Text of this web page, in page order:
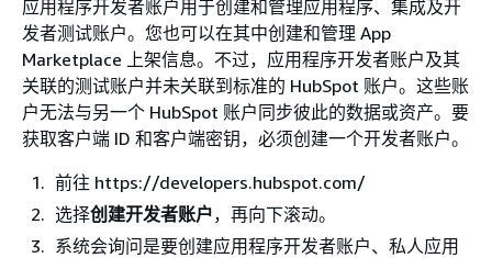
应用程序开发者账户用于创建和管理应用程序、集成及开
发者测试账户。您也可以在其中创建和管理 App
Marketplace 上架信息。不过，应用程序开发者账户及其
关联的测试账户并未关联到标准的 HubSpot 账户。这些账
户无法与另一个 HubSpot 账户同步彼此的数据或资产。要
获取客户端 ID 和客户端密钥，必须创建一个开发者账户。
前往 https://developers.hubspot.com/
选择创建开发者账户，再向下滚动。
系统会询问是要创建应用程序开发者账户、私人应用